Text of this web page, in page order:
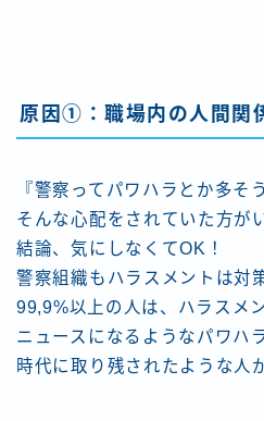
原因①：職場内の人間関
『警察ってパワハラとか多そ
そんな心配をされていた方が
結論、気にしなくてOK！
警察組織もハラスメントは対
99,9%以上の人は、ハラスメ
ニュースになるようなパワハ
時代に取り残されたような人